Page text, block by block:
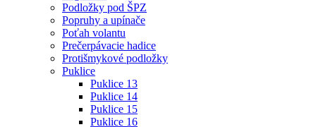
Podložky pod ŠPZ
Popruhy a upínače
Poťah volantu
Prečerpávacie hadice
Protišmykové podložky
Puklice
Puklice 13
Puklice 14
Puklice 15
Puklice 16